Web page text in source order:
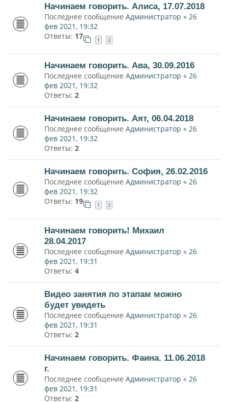
Начинаем говорить. Алиса, 17.07.2018
Последнее сообщение Администратор « 26
фев 2021, 19:32
Ответы: 17 1 2
Начинаем говорить. Ава, 30.09.2016
Последнее сообщение Администратор « 26
фев 2021, 19:32
Ответы: 2
Начинаем говорить. Аят, 06.04.2018
Последнее сообщение Администратор « 26
фев 2021, 19:32
Ответы: 2
Начинаем говорить. София, 26.02.2016
Последнее сообщение Администратор « 26
фев 2021, 19:32
Ответы: 19 1 2
Начинаем говорить! Михаил
28.04.2017
Последнее сообщение Администратор « 26
фев 2021, 19:31
Ответы: 4
Видео занятия по этапам можно
будет увидеть
Последнее сообщение Администратор « 26
фев 2021, 19:31
Ответы: 2
Начинаем говорить. Фаина. 11.06.2018
г.
Последнее сообщение Администратор « 26
фев 2021, 19:31
Ответы: 2